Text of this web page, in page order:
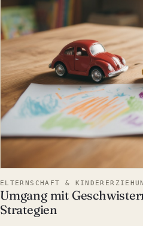
ELTERNSCHAFT &
Umgang mit
Strategien